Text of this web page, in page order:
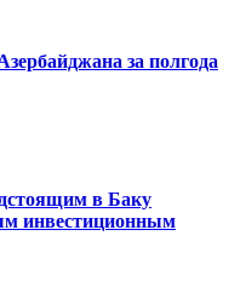
за полгода
в Баку
инвестиционным